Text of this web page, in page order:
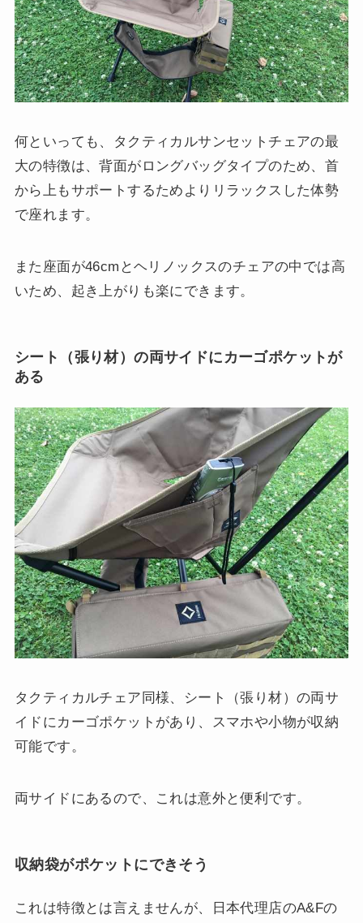
何といっても、タクティカルサンセットチェアの最
大の特徴は、背面がロングバッグタイプのため、首
から上もサポートするためよりリラックスした体勢
で座れます。
また座面が46cmとヘリノックスのチェアの中では高
いため、起き上がりも楽にできます。
シート（張り材）の両サイドにカーゴポケットが
ある
タクティカルチェア同様、シート（張り材）の両サ
イドにカーゴポケットがあり、スマホや小物が収納
可能です。
両サイドにあるので、これは意外と便利です。
収納袋がポケットにできそう
これは特徴とは言えませんが、日本代理店のA&Fの